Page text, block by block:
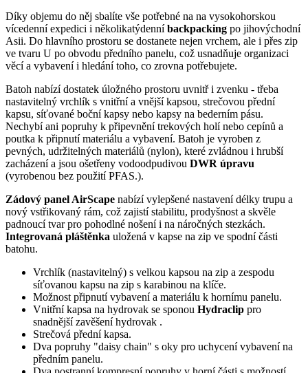
Díky objemu do něj sbalíte vše potřebné na na vysokohorskou
vícedenní expedici i několikatýdenníbackpacking po jihovýchodní
Asii. Do hlavního prostoru se dostanete nejen vrchem, ale i přes zip
ve tvaru U po obvodu předního panelu, což usnadňuje organizaci
věcí a vybavení i hledání toho, co zrovna potřebujete.
Batoh nabízí dostatek úložného prostoru uvnitř i zvenku - třeba
nastavitelný vrchlík s vnitřní a vnější kapsou, strečovou přední
kapsu, síťované boční kapsy nebo kapsy na bederním pásu.
Nechybí ani popruhy k připevnění trekových holí nebo cepínů a
poutka k připnutí materiálu a vybavení. Batoh je vyroben z
pevných, udržitelných materiálů (nylon), které zvládnou i hrubší
zacházení a jsou ošetřeny vodoodpudivou DWR úpravu
(vyrobenou bez použití PFAS.).
Zádový panel AirScape nabízí vylepšené nastavení délky trupu a
nový vstřikovaný rám, což zajistí stabilitu, prodyšnost a skvěle
padnoucí tvar pro pohodlné nošení i na náročných stezkách.
Integrovaná pláštěnka uložená v kapse na zip ve spodní části
batohu.
Vrchlík (nastavitelný) s velkou kapsou na zip a zespodu
síťovanou kapsu na zip s karabinou na klíče.
Možnost připnutí vybavení a materiálu k hornímu panelu.
Vnitřní kapsa na hydrovak se sponou Hydraclip pro
snadnější zavěšení hydrovak .
Strečová přední kapsa.
Dva popruhy "daisy chain" s oky pro uchycení vybavení na
předním panelu.